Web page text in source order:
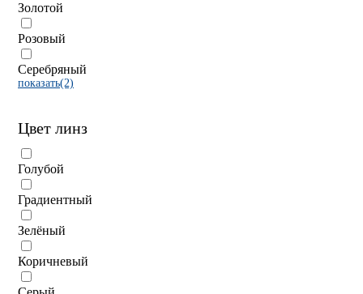
Золотой
Розовый
Серебряный
показать(2)
Цвет линз
Голубой
Градиентный
Зелёный
Коричневый